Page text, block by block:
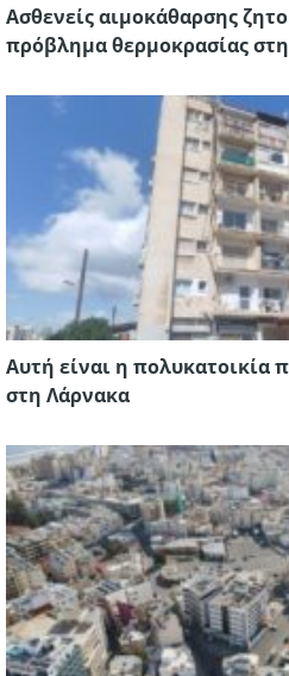
Ασθενείς αιμοκάθαρσης
πρόβλημα θερμοκρασίας
Αυτή είναι η πολυκατοικία
στη Λάρνακα